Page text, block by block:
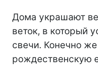
Дома украшают
веток, в который
свечи. Конечно
рождественскую